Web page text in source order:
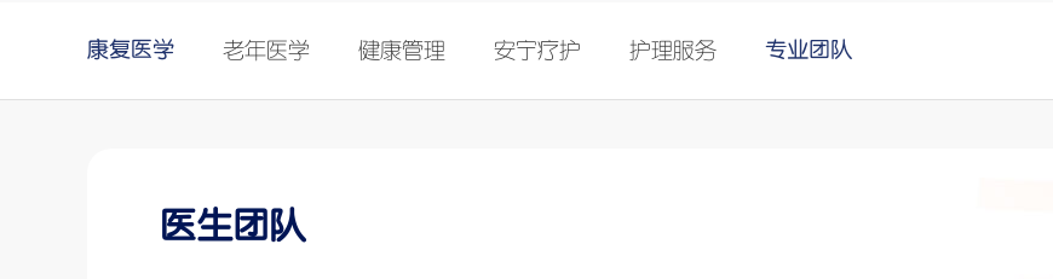
服务特色
健康管理
泰康之家
康复医学 老年医学 健康管理 安宁疗护 护理服务 专业团队
医生团队